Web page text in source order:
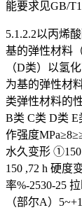
能要求见GB/
5.1.2.2以丙烯
基的弹性材料
（D类）以氢
为基的弹性材
类弹性材料的
B类 C类 D类 E
作强度
水久变形 ①150
150 ,72 h 硬度
率%-2530-25
（部尔A）